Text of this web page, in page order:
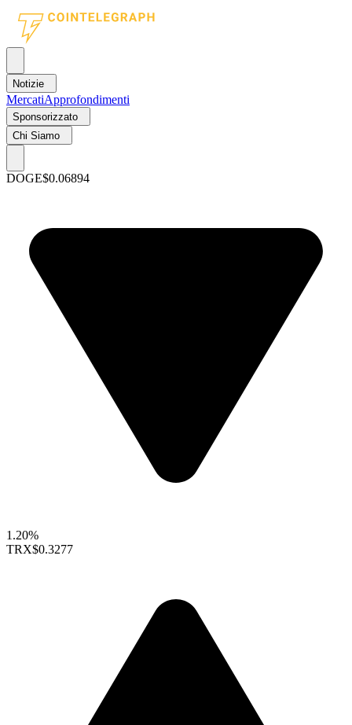
Notizie
MercatiApprofondimenti
Sponsorizzato
Chi Siamo
DOGE$0.06894
1.20%
TRX$0.3277